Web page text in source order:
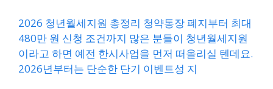
2026 청년월세지원 총정리 청약통장 폐지부터 최대
480만 원 신청 조건까지 많은 분들이 청년월세지원
이라고 하면 예전 한시사업을 먼저 떠올리실 텐데요.
2026년부터는 단순한 단기 이벤트성 지